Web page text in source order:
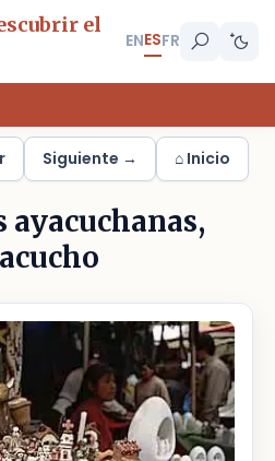
el
ENESFR
Siguiente → ⌂ Inicio
ayacuchanas,